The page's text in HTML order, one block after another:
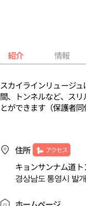
紹介 情報
スカイラインリュージ
間、トンネルなど、ス
とができます（保護者同
住所 アクセス
キョンサンナム道
경상남도 통영시 발